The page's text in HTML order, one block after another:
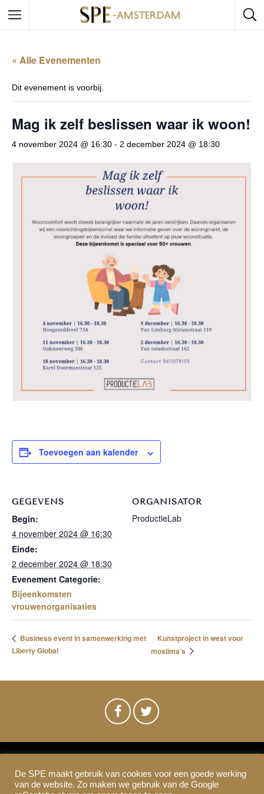
« Alle Evenementen
Dit evenement is voorbij.
Mag ik zelf beslissen waar ik woon!
4 november 2024 @ 16:30 - 2 december 2024 @ 18:30
Toevoegen aan kalender
GEGEVENS
Begin:
4 november 2024 @ 16:30
Einde:
2 december 2024 @ 18:30
Evenement Categorie:
Bijeenkomsten
vrouwenorganisaties
ORGANISATOR
ProductieLab
Business event in samenwerking met
Liberty Global
Kunstproject in west voor
moslima’s
SPE-Amsterdam © 2021
Colofon & Disclaimer
Privacy Cookies
De SPE maakt gebruik van cookies voor een goede werking
van de website. Zo maken we gebruik van de Google